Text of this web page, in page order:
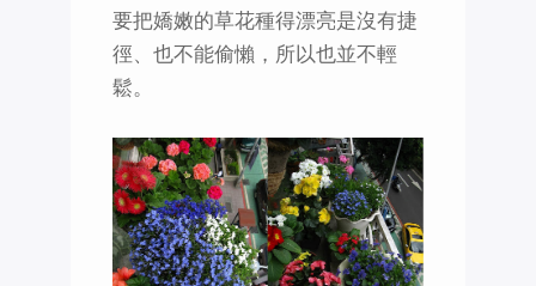
要把嬌嫩的草花種得漂亮是沒有捷
徑、也不能偷懶，所以也並不輕
鬆。